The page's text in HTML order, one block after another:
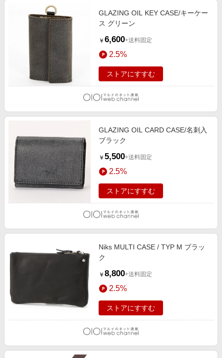
GLAZING OIL KEY CASE/キーケー
ス グリーン
￥ 6,600+送料固定
2.5%
ストアにすすむ
GLAZING OIL CARD CASE/名刺入
ブラック
￥ 5,500+送料固定
2.5%
ストアにすすむ
Niks MULTI CASE / TYP M ブラッ
ク
￥ 8,800+送料固定
2.5%
ストアにすすむ